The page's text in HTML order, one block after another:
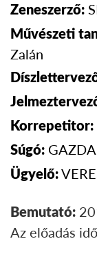
Zeneszerző:
Művészeti
Zalán
Korrepetitor:
Súgó: GAZDA
Ügyelő:
Bemutató:
Az előadás